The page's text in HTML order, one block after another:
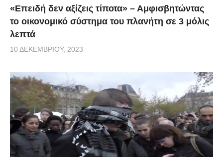
«Επειδή δεν αξίζεις τίποτα» – Αμφισβητώντας
το οικονομικό σύστημα του πλανήτη σε 3 μόλις
λεπτά
10 ΔΕΚΕΜΒΡΊΟΥ, 2023